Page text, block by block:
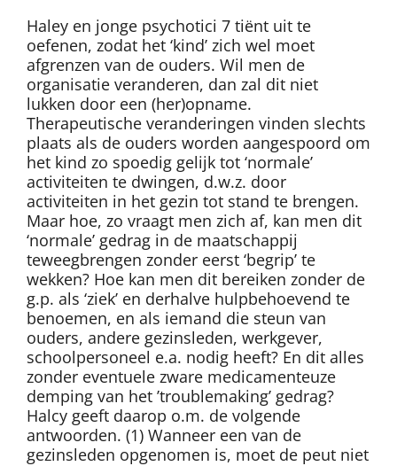
Haley en jonge psychotici 7 tiënt uit te
oefenen, zodat het ‘kind’ zich wel moet
afgrenzen van de ouders. Wil men de
organisatie veranderen, dan zal dit niet
lukken door een (her)opname.
Therapeutische veranderingen vinden slechts
plaats als de ouders worden aangespoord om
het kind zo spoedig gelijk tot ‘normale’
activiteiten te dwingen, d.w.z. door
activiteiten in het gezin tot stand te brengen.
Maar hoe, zo vraagt men zich af, kan men dit
‘normale’ gedrag in de maatschappij
teweegbrengen zonder eerst ‘begrip’ te
wekken? Hoe kan men dit bereiken zonder de
g.p. als ‘ziek’ en derhalve hulpbehoevend te
benoemen, en als iemand die steun van
ouders, andere gezinsleden, werkgever,
schoolpersoneel e.a. nodig heeft? En dit alles
zonder eventuele zware medicamenteuze
demping van het ’troublemaking’ gedrag?
Halcy geeft daarop o.m. de volgende
antwoorden. (1) Wanneer een van de
gezinsleden opgenomen is, moet de peut niet